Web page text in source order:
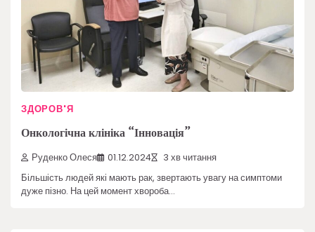
ЗДОРОВ'Я
Онкологічна клініка “Інновація”
Руденко Олеся 01.12.2024 3 хв читання
Більшість людей які мають рак, звертають увагу на симптоми
дуже пізно. На цей момент хвороба…